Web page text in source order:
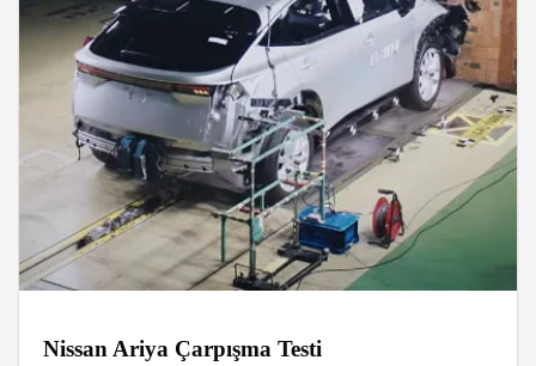
Nissan Ariya Çarpışma Testi